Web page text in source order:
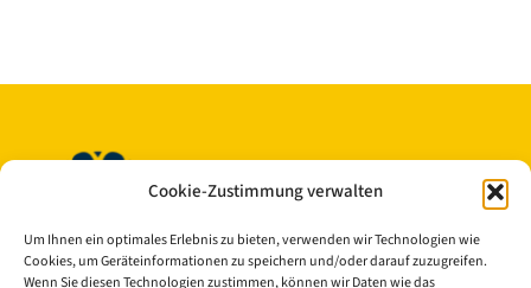
Cookie-Zustimmung verwalten
Um Ihnen ein optimales Erlebnis zu bieten, verwenden wir Technologien wie
Cookies, um Geräteinformationen zu speichern und/oder darauf zuzugreifen.
Wenn Sie diesen Technologien zustimmen, können wir Daten wie das